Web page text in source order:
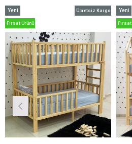
Ücretsiz Kargo
Ürünü
Yeni
Fırsat Ürünü